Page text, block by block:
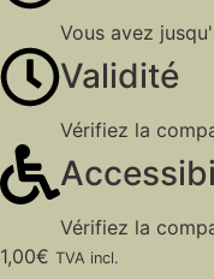
Vous avez
Validité
Vérifiez la
Vérifiez la
1,00€ TVA incl.